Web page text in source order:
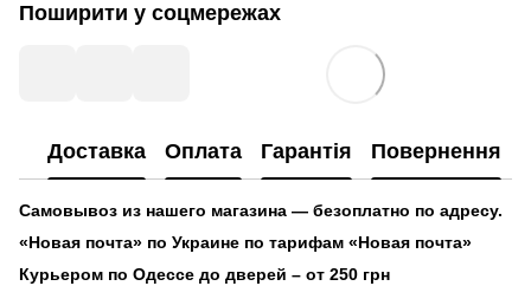
Поширити у соцмережах
Доставка Оплата Гарантія Повернення
Самовывоз из нашего магазина — безоплатно по адресу.
«Новая почта» по Украине по тарифам «Новая почта»
Курьером по Одессе до дверей – от 250 грн